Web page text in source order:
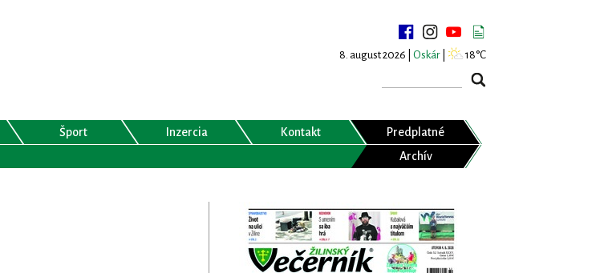
8. august 2026 | Oskár 18°C
Šport Inzercia Kontakt
Predplatné
Archív